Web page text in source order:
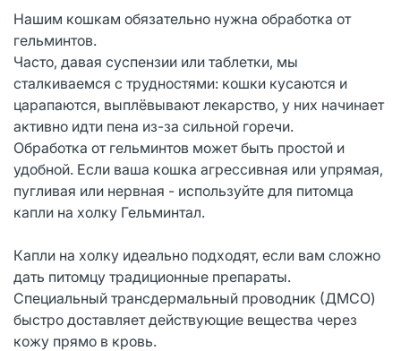
Нашим кошкам обязательно нужна обработка от
гельминтов.
Часто, давая суспензии или таблетки, мы
сталкиваемся с трудностями: кошки кусаются и
царапаются, выплёвывают лекарство, у них начинает
активно идти пена из-за сильной горечи.
Обработка от гельминтов может быть простой и
удобной. Если ваша кошка агрессивная или упрямая,
пугливая или нервная - используйте для питомца
капли на холку Гельминтал.
Капли на холку идеально подходят, если вам сложно
дать питомцу традиционные препараты.
Специальный трансдермальный проводник (ДМСО)
быстро доставляет действующие вещества через
кожу прямо в кровь.